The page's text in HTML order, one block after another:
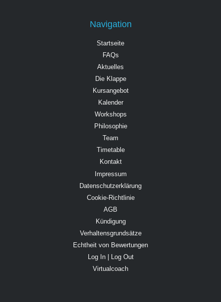
Navigation
Startseite
FAQs
Aktuelles
Die Klappe
Kursangebot
Kalender
Workshops
Philosophie
Team
Timetable
Kontakt
Impressum
Datenschutzerklärung
Cookie-Richtlinie
AGB
Kündigung
Verhaltensgrundsätze
Echtheit von Bewertungen
Log In | Log Out
Virtualcoach